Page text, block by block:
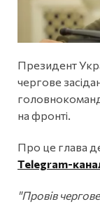
Президент
чергове
на фронті.
Про це глава
Telegram-
"Провів